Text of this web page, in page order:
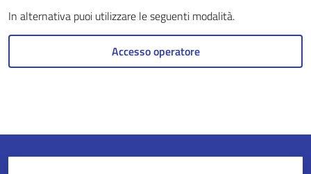
gli
In alternativa puoi utilizzare le seguenti modalità.
Accesso operatore